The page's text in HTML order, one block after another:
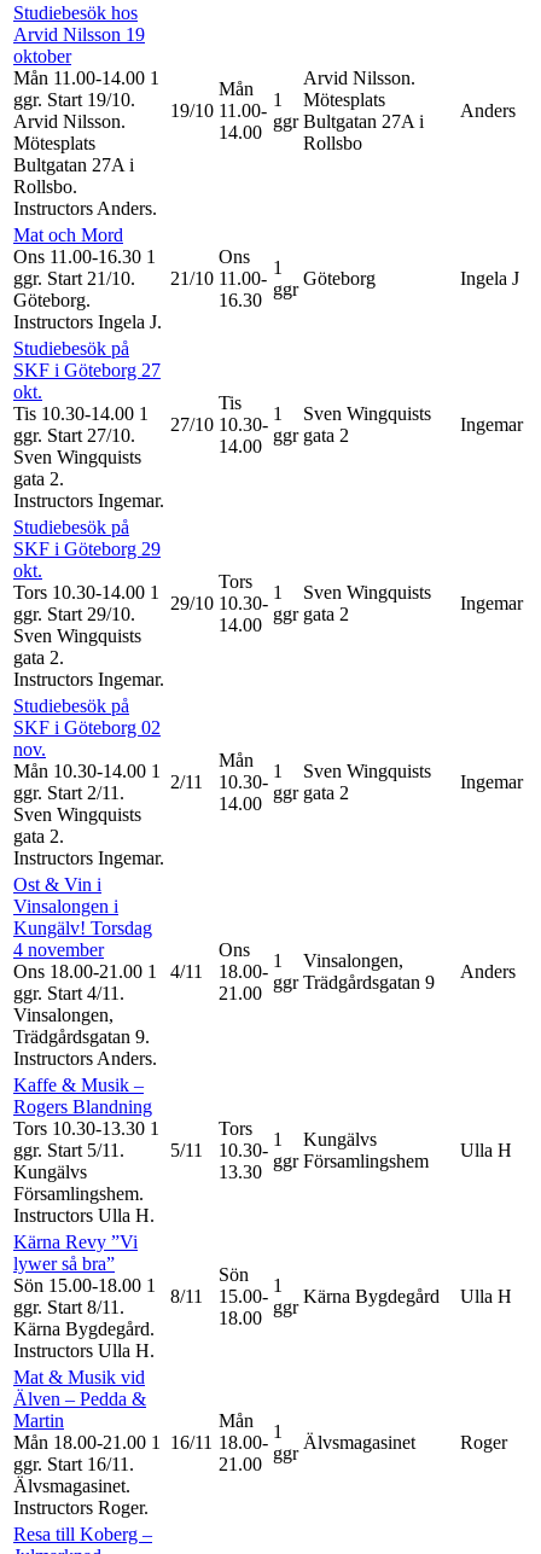
Studiebesök hos
Arvid Nilsson 19
oktober
Mån 11.00-14.00 1
ggr. Start 19/10.
Arvid Nilsson.
Mötesplats
Bultgatan 27A i
Rollsbo.
Instructors Anders.
19/10
Mån
11.00-
14.00
1
ggr
Arvid Nilsson.
Mötesplats
Bultgatan 27A i
Rollsbo
Anders
Mat och Mord
Ons 11.00-16.30 1
ggr. Start 21/10.
Göteborg.
Instructors Ingela J.
21/10
Ons
11.00-
16.30
1
ggr
Göteborg Ingela J
Studiebesök på
SKF i Göteborg 27
okt.
Tis 10.30-14.00 1
ggr. Start 27/10.
Sven Wingquists
gata 2.
Instructors Ingemar.
27/10
Tis
10.30-
14.00
1
ggr
Sven Wingquists
gata 2
Ingemar
Studiebesök på
SKF i Göteborg 29
okt.
Tors 10.30-14.00 1
ggr. Start 29/10.
Sven Wingquists
gata 2.
Instructors Ingemar.
29/10
Tors
10.30-
14.00
1
ggr
Sven Wingquists
gata 2
Ingemar
Studiebesök på
SKF i Göteborg 02
nov.
Mån 10.30-14.00 1
ggr. Start 2/11 .
Sven Wingquists
gata 2.
Instructors Ingemar.
2/11
Mån
10.30-
14.00
1
ggr
Sven Wingquists
gata 2
Ingemar
Ost & Vin i
Vinsalongen i
Kungälv! Torsdag
4 november
Ons 18.00-21.00 1
ggr. Start 4/11 .
Vinsalongen,
Trädgårdsgatan 9.
Instructors Anders.
4/11
Ons
18.00-
21.00
1
ggr
Vinsalongen,
Trädgårdsgatan 9
Anders
Kaffe & Musik –
Rogers Blandning
Tors 10.30-13.30 1
ggr. Start 5/11 .
Kungälvs
Församlingshem.
Instructors Ulla H.
5/11
Tors
10.30-
13.30
1
ggr
Kungälvs
Församlingshem
Ulla H
Kärna Revy ”Vi
lywer så bra”
Sön 15.00-18.00 1
ggr. Start 8/11 .
Kärna Bygdegård.
Instructors Ulla H.
8/11
Sön
15.00-
18.00
1
ggr
Kärna Bygdegård Ulla H
Mat & Musik vid
Älven – Pedda &
Martin
Mån 18.00-21.00 1
ggr. Start 16/11 .
Älvsmagasinet.
Instructors Roger.
16/11
Mån
18.00-
21.00
1
ggr
Älvsmagasinet Roger
Resa till Koberg –